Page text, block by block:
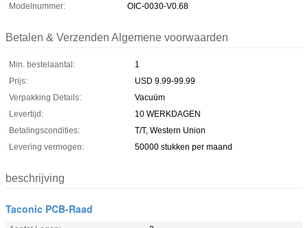
Modelnummer:
OIC-0030-V0.68
Betalen & Verzenden Algemene voorwaarden
Min. bestelaantal:
1
Prijs:
USD 9.99-99.99
Verpakking Details:
Vacuüm
Levertijd:
10 WERKDAGEN
Betalingscondities:
T/T, Western Union
Levering vermogen:
50000 stukken per maand
beschrijving
Taconic PCB-Raad